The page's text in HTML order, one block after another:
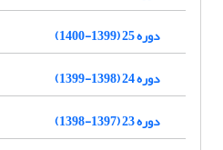
دوره 25 (1399-1400)
دوره 24 (1398-1399)
دوره 23 (1397-1398)